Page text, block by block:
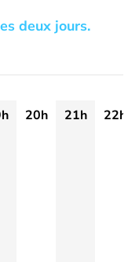
deux jours.
20h 21h
22h